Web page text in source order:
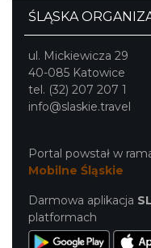
ŚLĄSKA
ul. Mickiewicza 29
40-085 Katowice
tel. (32) 207 207 1
info@slaskie.travel
Portal powstał w
Mobilne Śląskie
Darmowa aplikacja
platformach